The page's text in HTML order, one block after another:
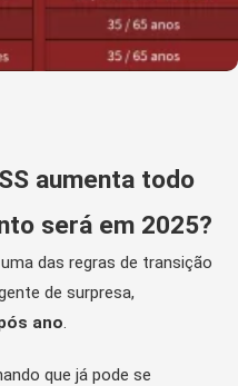
aumenta todo
será em 2025?
das regras de transição
de surpresa,
ano.
que já pode se